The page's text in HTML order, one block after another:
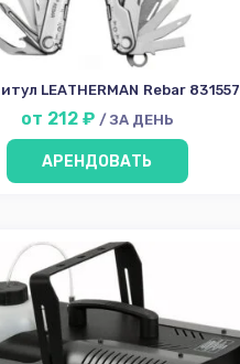
LEATHERMAN Rebar 831557
от 212 ₽ / ЗА ДЕНЬ
АРЕНДОВАТЬ